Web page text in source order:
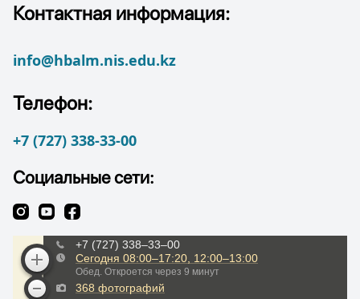
Контактная информация:
info@hbalm.nis.edu.kz
Телефон:
+7 (727) 338-33-00
Социальные сети: